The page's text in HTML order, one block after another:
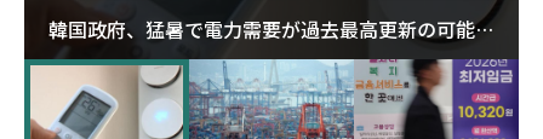
韓国政府、猛暑で電力需要が過去最高更新の可能性
に需給対応体制を点検